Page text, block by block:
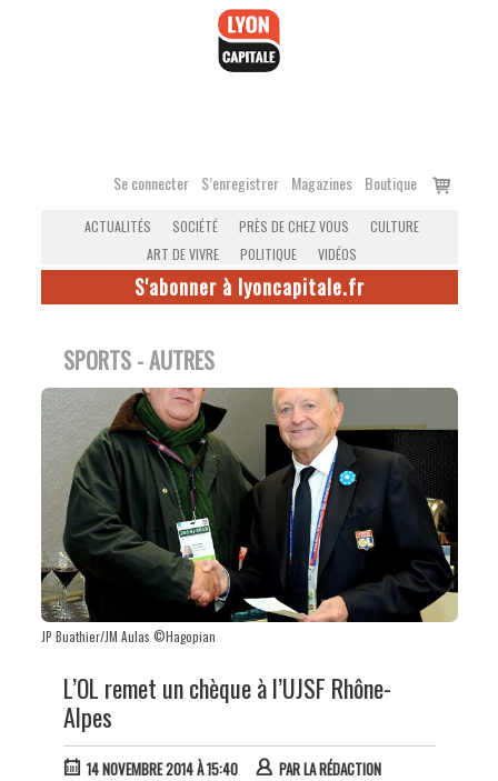
Se connecter S’enregistrer Magazines Boutique
Voir
ACTUALITÉS SOCIÉTÉ PRÈS DE CHEZ VOUS
CULTURE
ART DE VIVRE
POLITIQUE VIDÉOS
S'abonner à lyoncapitale.fr
SPORTS - AUTRES
JP Buathier/JM Aulas ©Hagopian
L’OL remet un chèque à l’UJSF Rhône-
Alpes
14 NOVEMBRE 2014 À 15:40 PARLA RÉDACTION